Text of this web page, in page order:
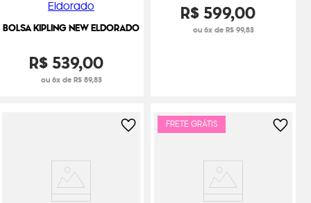
BOLSA KIPLING NEW ELDORADO
R$539,00
ou 6x de R$ 89,83
R$599,00
ou 6x de R$ 99,83
FRETE GRÁTIS